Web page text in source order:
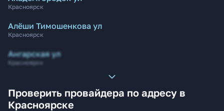
Красноярск
Алёши Тимошенкова ул
Красноярск
Ангарская ул
Красноярск
Проверить провайдера по адресу в
Красноярске